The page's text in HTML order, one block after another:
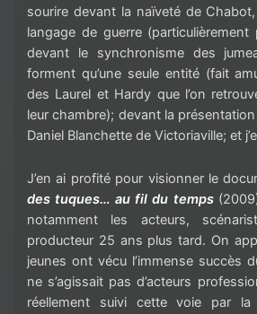
sourire devant la naïveté de
langage de guerre
devant le synchronisme des
forment qu’une seule entité (fait
des Laurel et Hardy que l’on
leur chambre); devant la
Daniel Blanchette de Victoriaville; et
J’en ai profité pour visionner le
des tuques… au fil du temps
notamment les acteurs,
producteur 25 ans plus tard. On
jeunes ont vécu l’immense succès
ne s’agissait pas d’acteurs
réellement suivi cette voie par